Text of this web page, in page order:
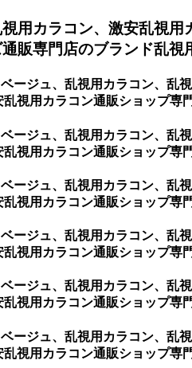
用カラコン、激安乱視
販専門店のブランド乱視
ージュ、乱視用カラコン、
視用カラコン通販ショップ専
ージュ、乱視用カラコン、
視用カラコン通販ショップ専
ージュ、乱視用カラコン、
視用カラコン通販ショップ専
ージュ、乱視用カラコン、
視用カラコン通販ショップ専
ージュ、乱視用カラコン、
視用カラコン通販ショップ
ージュ、乱視用カラコン、
視用カラコン通販ショップ専